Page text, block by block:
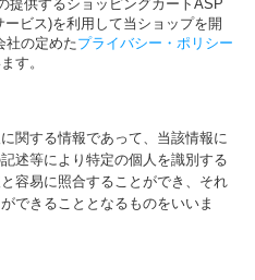
提供するショッピングカートASP
ービス)を利用して当ショップを開
社の定めたプライバシー・ポリシー
す。
関する情報であって、当該情報に
述等により特定の個人を識別する
容易に照合することができ、それ
できることとなるものをいいま